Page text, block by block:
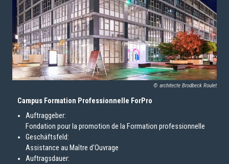
© architecte Brodbeck Roulet
Campus Formation Professionnelle ForPro
Auftraggeber:
Fondation pour la promotion de la Formation professionnelle
Geschäftsfeld:
Assistance au Maître d'Ouvrage
Auftragsdauer: